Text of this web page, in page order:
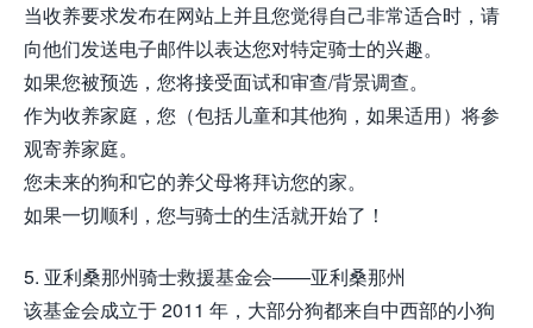
当收养要求发布在网站上并且您觉得自己非常适合时，请
向他们发送电子邮件以表达您对特定骑士的兴趣。
如果您被预选，您将接受面试和审查/背景调查。
作为收养家庭，您（包括儿童和其他狗，如果适用）将参
观寄养家庭。
您未来的狗和它的养父母将拜访您的家。
如果一切顺利，您与骑士的生活就开始了！
5. 亚利桑那州骑士救援基金会——亚利桑那州
该基金会成立于 2011 年，大部分狗都来自中西部的小狗